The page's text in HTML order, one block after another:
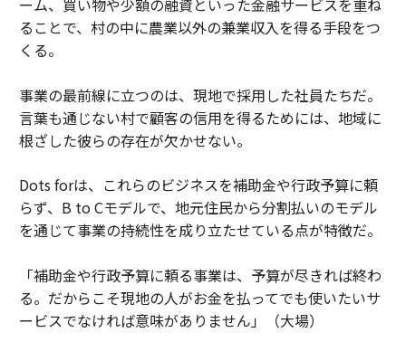
ることで、村の中に農業以外の兼業収入を得る手段をつ
くる。
事業の最前線に立つのは、現地で採用した社員たちだ。
言葉も通じない村で顧客の信用を得るためには、地域に
根ざした彼らの存在が欠かせない。
Dots forは、これらのビジネスを補助金や行政予算に頼
らず、B to Cモデルで、地元住民から分割払いのモデル
を通じて事業の持続性を成り立たせている点が特徴だ。
「補助金や行政予算に頼る事業は、予算が尽きれば終わ
る。だからこそ現地の人がお金を払ってでも使いたいサ
ービスでなければ意味がありません」（大場）